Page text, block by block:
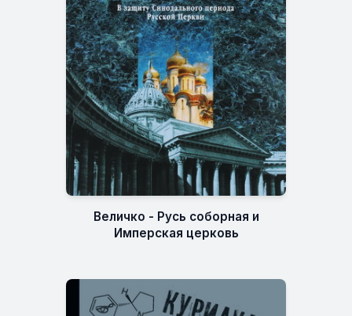
Величко - Русь соборная и
Имперская церковь